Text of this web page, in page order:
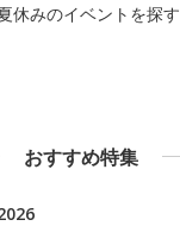
休みのイベントを探す
おすすめ特集